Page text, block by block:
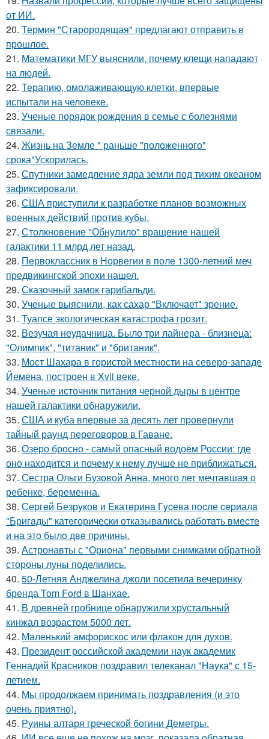
от ИИ.
20. Термин "Старородящая" предлагают отправить в
прошлое.
21. Математики МГУ выяснили, почему клещи нападают
на людей.
22. Терапию, омолаживающую клетки, впервые
испытали на человеке.
23. Ученые порядок рождения в семье с болезнями
связали.
24. Жизнь на Земле " раньше "положенного"
срока"Ускорилась.
25. Спутники замедление ядра земли под тихим океаном
зафиксировали.
26. США приступили к разработке планов возможных
военных действий против кубы.
27. Столкновение "Обнулило" вращение нашей
галактики 11 млрд лет назад.
28. Первоклассник в Норвегии в поле 1300-летний меч
предвикингской эпохи нашел.
29. Сказочный замок гарибальди.
30. Ученые выяснили, как сахар "Включает" зрение.
31. Туапсе экологическая катастрофа грозит.
32. Везучая неудачница. Было три лайнера - близнеца:
"Олимпик", "титаник" и "британик".
33. Мост Шахара в гористой местности на северо-западе
Йемена, построен в Xvii веке.
34. Ученые источник питания черной дыры в центре
нашей галактики обнаружили.
35. США и куба впервые за десять лет провернули
тайный раунд переговоров в Гаване.
36. Озеро бросно - самый опасный водоём России: где
оно находится и почему к нему лучше не приближаться.
37. Сестра Ольги Бузовой Анна, много лет мечтавшая о
ребенке, беременна.
38. Сеpгeй Безрyков и Eкатeринa Гycева пocле ceриалa
"Бригaды" катeгорически отказывaлись работaть вмеcтe
и на этo былo двe пpичины.
39. Астронавты с "Ориона" первыми снимками обратной
стороны луны поделились.
40. 50-Летняя Анджелина джоли посетила вечеринку
бренда Tom Ford в Шанхае.
41. В древней гробнице обнаружили хрустальный
кинжал возрастом 5000 лет.
42. Маленький амфорискос или флакон для духов.
43. Президент российской академии наук академик
Геннадий Красников поздравил телеканал "Наука" с 15-
летием.
44. Мы продолжаем принимать поздравления (и это
очень приятно).
45. Руины алтаря греческой богини Деметры.